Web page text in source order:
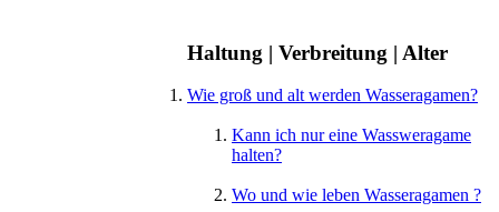
Haltung | Verbreitung | Alter
Wie groß und alt werden Wasseragamen?
Kann ich nur eine Wassweragame
halten?
Wo und wie leben Wasseragamen ?